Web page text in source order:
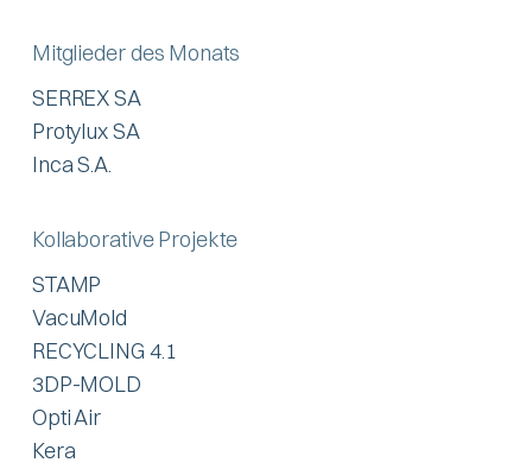
Mitglieder des Monats
SERREX SA
Protylux SA
Inca S.A.
Kollaborative Projekte
STAMP
VacuMold
RECYCLING 4.1
3DP-MOLD
Opti Air
Kera